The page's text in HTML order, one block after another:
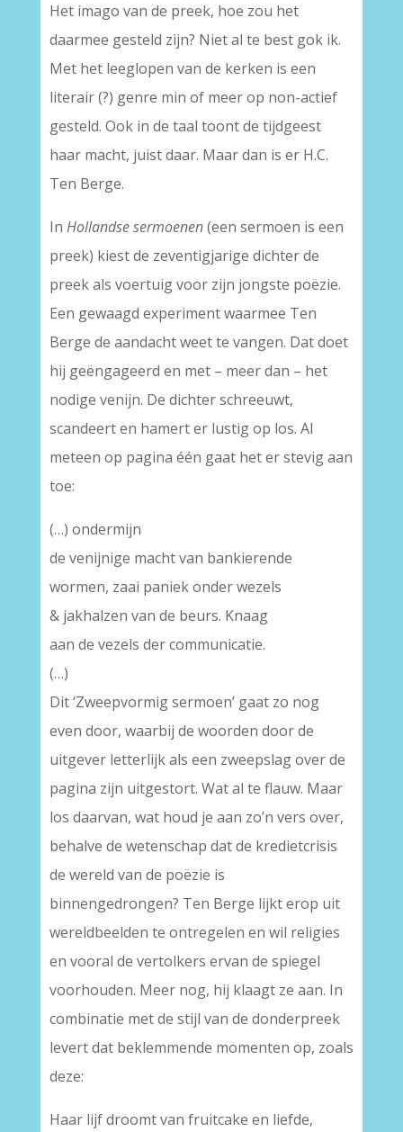
Het imago van de preek, hoe zou het
daarmee gesteld zijn? Niet al te best gok ik.
Met het leeglopen van de kerken is een
literair (?) genre min of meer op non-actief
gesteld. Ook in de taal toont de tijdgeest
haar macht, juist daar. Maar dan is er H.C.
Ten Berge.
In Hollandse sermoenen(een sermoen is een
preek) kiest de zeventigjarige dichter de
preek als voertuig voor zijn jongste poëzie.
Een gewaagd experiment waarmee Ten
Berge de aandacht weet te vangen. Dat doet
hij geëngageerd en met – meer dan – het
nodige venijn. De dichter schreeuwt,
scandeert en hamert er lustig op los. Al
meteen op pagina één gaat het er stevig aan
toe:
(…) ondermijn
de venijnige macht van bankierende
wormen, zaai paniek onder wezels
& jakhalzen van de beurs. Knaag
aan de vezels der communicatie.
(…)
Dit ‘Zweepvormig sermoen’ gaat zo nog
even door, waarbij de woorden door de
uitgever letterlijk als een zweepslag over de
pagina zijn uitgestort. Wat al te flauw. Maar
los daarvan, wat houd je aan zo’n vers over,
behalve de wetenschap dat de kredietcrisis
de wereld van de poëzie is
binnengedrongen? Ten Berge lijkt erop uit
wereldbeelden te ontregelen en wil religies
en vooral de vertolkers ervan de spiegel
voorhouden. Meer nog, hij klaagt ze aan. In
combinatie met de stijl van de donderpreek
levert dat beklemmende momenten op, zoals
deze:
Haar lijf droomt van fruitcake en liefde,